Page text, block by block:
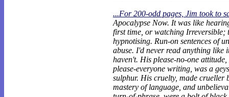
...For 200-odd pages, Jim took to
Apocalypse Now. It was like
first time, or watching Irreversible;
hypnotising. Run-on sentences of
abuse. I'd never read anything like
haven't. His please-no-one
please-everyone writing, was a
sulphur. His cruelty, made crueller
mastery of language, and